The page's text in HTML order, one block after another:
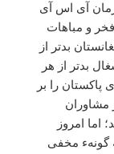
آی اس آی
و مباهات
بدتر از
بدتر از هر
را بر
مشاوران
اما امروز
گونهء مخفی